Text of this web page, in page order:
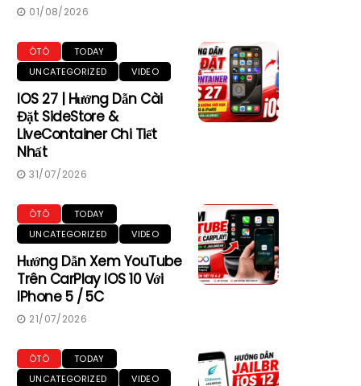
01/08/2026
ÔTÔ
TODAY
UNCATEGORIZED
VIDEO
IOS 27 | Hướng Dẫn Cài
Đặt SideStore &
LiveContainer Chi Tiết
Nhất
31/07/2026
ÔTÔ
TODAY
UNCATEGORIZED
VIDEO
Hướng Dẫn Xem YouTube
Trên CarPlay IOS 10 Với
IPhone 5 / 5C
21/07/2026
ÔTÔ
TODAY
UNCATEGORIZED
VIDEO